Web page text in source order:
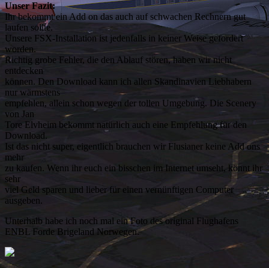
Unser Fazit:
Ihr bekommt ein Add on das auch auf schwachen Rechnern gut
laufen sollte.
Unsere FSX-Installation ist jedenfalls in keiner Weise gefordert
worden.
Richtig grobe Fehler, die den Ablauf stören, haben wir nicht
entdecken
können. Den Download kann ich allen Skandinavien Liebhabern
nur wärmstens
empfehlen, allein schon wegen der tollen Umgebung. Die Scenery
von Jan
Tore Elvheim bekommt natürlich auch eine Empfehlung für den
Download.
Ist das nicht super, eigentlich brauchen wir Flusianer keine Add ons
mehr
zu kaufen. Wenn ihr euch ein bisschen im Internet umseht, könnt ihr
sehr
viel Geld sparen und lieber für einen vernünftigen Computer
ausgeben.
Unterhalb habe ich noch mal ein Foto des original Flughafens
ENBL Forde Brigeland Norwegen.